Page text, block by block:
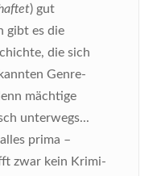
) gut
gibt es die
die sich
Genre-
mächtige
unterwegs...
prima –
zwar kein Krimi-